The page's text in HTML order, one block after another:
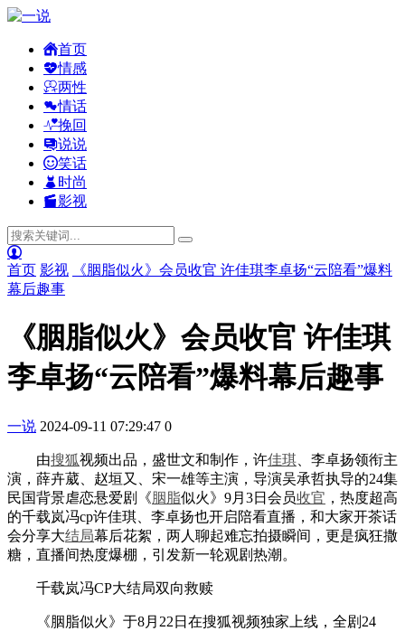
首页
情感
两性
情话
挽回
说说
笑话
时尚
影视
首页 影视
《胭脂似火》会员收官 许佳琪李卓扬“云陪看”爆料
幕后趣事
《胭脂似火》会员收官 许佳琪
李卓扬“云陪看”爆料幕后趣事
一说 2024-09-11 07:29:47 0
由搜狐视频出品，盛世文和制作，许佳琪 、李卓扬领衔主
演，薛卉葳、赵垣又、宋一雄等主演，导演吴承哲执导的24集
民国背景虐恋悬爱剧《胭脂似火》9月3日会员收官 ，热度超高
的千载岚冯cp许佳琪、李卓扬也开启陪看直播，和大家开茶话
会分享大结局幕后花絮，两人聊起难忘拍摄瞬间，更是疯狂撒
糖，直播间热度爆棚，引发新一轮观剧热潮。
千载岚冯CP大结局双向救赎
《胭脂似火》于8月22日在搜狐视频独家上线，全剧24